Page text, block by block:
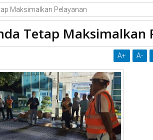
Maksimalkan Pelayanan
Tetap Maksimalkan
A+ A-